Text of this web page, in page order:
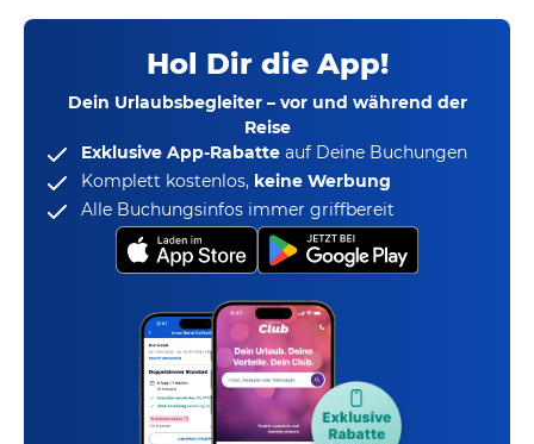
Hol Dir die App!
Dein Urlaubsbegleiter – vor und während der
Reise
Exklusive App-Rabatte auf Deine Buchungen
Komplett kostenlos, keine Werbung
Alle Buchungsinfos immer griffbereit